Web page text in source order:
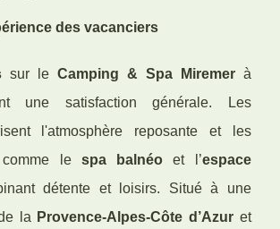
des vacanciers
sur le Camping & Spa Miremerà
une satisfaction générale. Les
l'atmosphère reposante et les
le spa balnéo et l’espace
détente et loisirs. Situé à une
la Provence-Alpes-Côte d’Azur et